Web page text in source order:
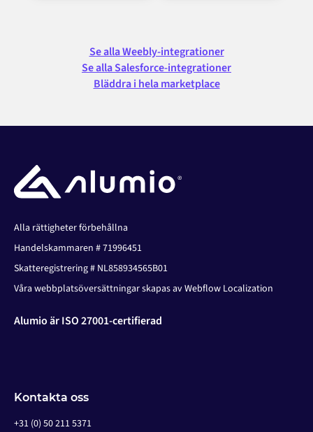
Se alla Weebly-integrationer
Se alla Salesforce-integrationer
Bläddra i hela marketplace
Alla rättigheter förbehållna
Handelskammaren # 71996451
Skatteregistrering # NL858934565B01
Våra webbplatsöversättningar skapas av Webflow Localization
Alumio är ISO 27001-certifierad
Kontakta oss
+31 (0) 50 211 5371